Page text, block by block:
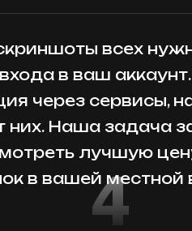
всех
в ваш
через сервисы,
них. Наша задача
лучшую
в вашей местной
4